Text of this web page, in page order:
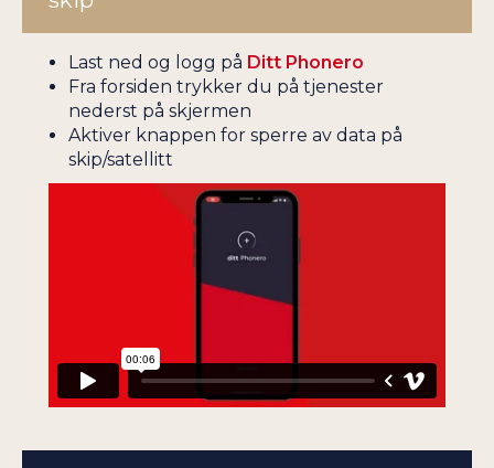
Last ned og logg på Ditt Phonero
Fra forsiden trykker du på tjenester
nederst på skjermen
Aktiver knappen for sperre av data på
skip/satellitt